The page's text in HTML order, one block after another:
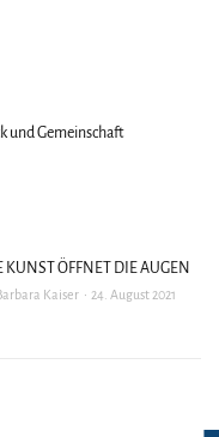
und Gemeinschaft
KUNST ÖFFNET DIE AUGEN
Kaiser 24. August 2021